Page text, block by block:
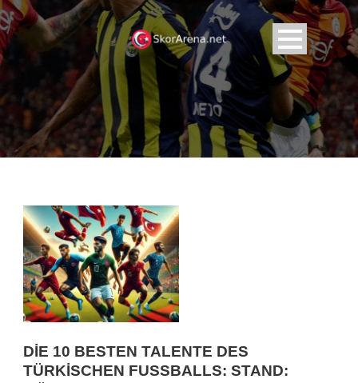
DIE 10 BESTEN TALENTE DES
TÜRKISCHEN FUSSBALLS: STAND: M